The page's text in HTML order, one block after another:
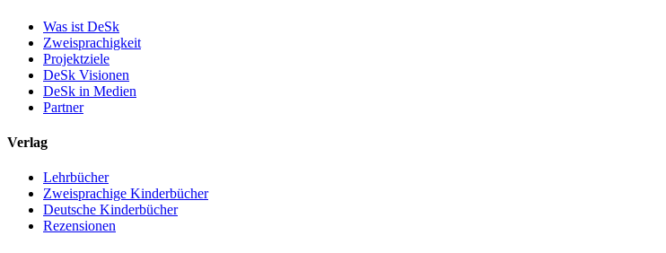
Was ist DeSk
Zweisprachigkeit
Projektziele
DeSk Visionen
DeSk in Medien
Partner
Verlag
Lehrbücher
Zweisprachige Kinderbücher
Deutsche Kinderbücher
Rezensionen